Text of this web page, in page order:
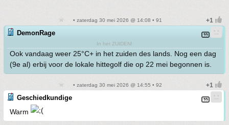
• zaterdag 30 mei 2026 @ 14:08 • 91
DemonRage
In het ZUIDEN!
Ook vandaag weer 25°C+ in het zuiden des lands. Nog een dag
(9e al) erbij voor de lokale hittegolf die op 22 mei begonnen is.
• zaterdag 30 mei 2026 @ 14:55 • 92
Geschiedkundige
Warm